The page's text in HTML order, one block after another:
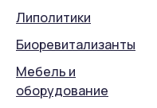
Липолитики
Биоревитализанты
Мебель и
оборудование